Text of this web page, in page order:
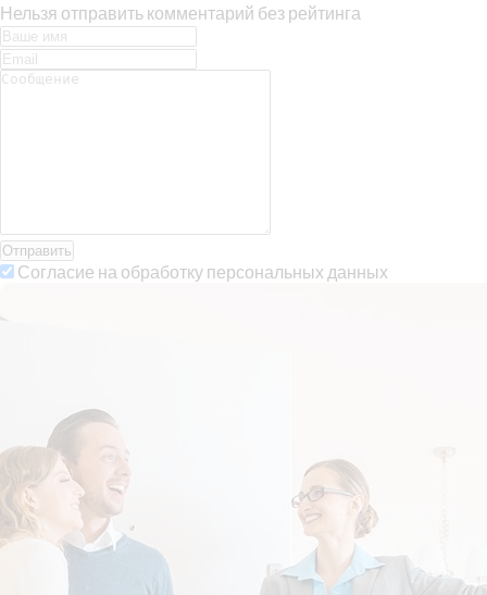
Нельзя отправить комментарий без рейтинга
Отправить
Согласие на обработку персональных данных